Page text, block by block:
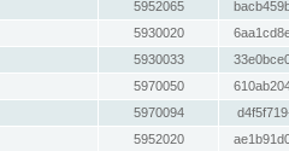
5952065
5930020
5930033
5970050
5970094
5952020